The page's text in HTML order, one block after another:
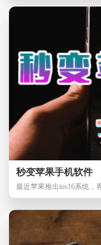
秒变苹果手机软件
最近苹果推出ios16系统，